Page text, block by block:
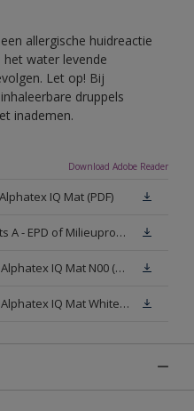
allergische huidreactie
water levende
Let op! Bij
druppels
inademen.
Download Adobe Reader
IQ Mat (PDF)
Sikkens Exterior Wall Paints A - EPD of Milieuproductverklaring
Veiligheidsinformatieblad Alphatex IQ Mat N00 (MSDS)
Veiligheidsinformatieblad Alphatex IQ Mat White W05 (MSDS)